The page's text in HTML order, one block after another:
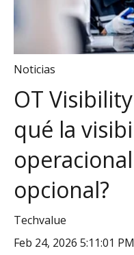
Noticias
OT
qué la
opcional?
Techvalue
Feb 24, 2026 5:11:01 PM